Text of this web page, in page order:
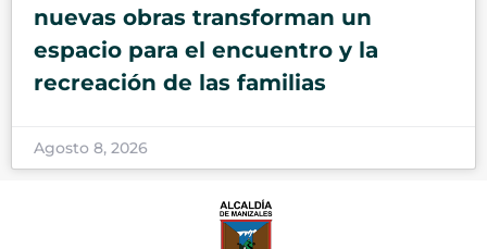
nuevas obras transforman un
espacio para el encuentro y la
recreación de las familias
Agosto 8, 2026